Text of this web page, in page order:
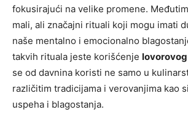
fokusirajući na velike promene.
mali, ali značajni rituali koji mogu imati
naše mentalno i emocionalno
takvih rituala jeste korišćenje
se od davnina koristi ne samo u
različitim tradicijama i verovanjima kao
uspeha i blagostanja.